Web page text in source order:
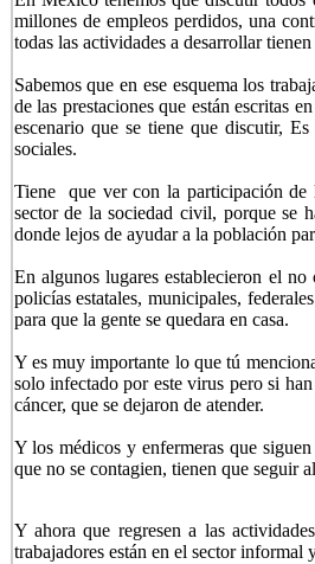
millones de empleos perdidos, una
todas las actividades a desarrollar tienen
Sabemos que en ese esquema los
de las prestaciones que están escritas
escenario que se tiene que discutir,
sociales.
Tiene que ver con la participación de
sector de la sociedad civil, porque se
donde lejos de ayudar a la población
En algunos lugares establecieron el
policías estatales, municipales,
para que la gente se quedara en casa.
Y es muy importante lo que tú
solo infectado por este virus pero si
cáncer, que se dejaron de atender.
Y los médicos y enfermeras que
que no se contagien, tienen que seguir
Y ahora que regresen a las
trabajadores están en el sector informal